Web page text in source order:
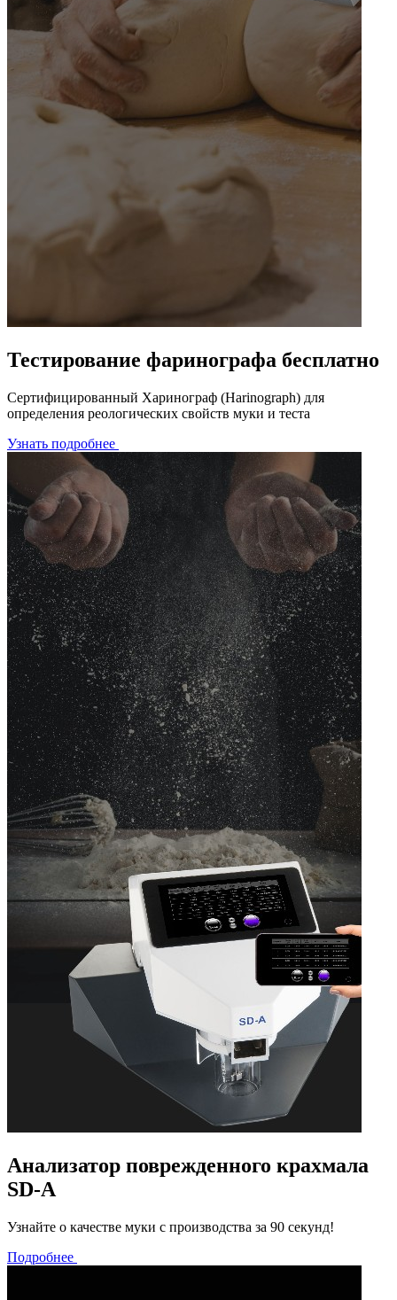
Тестирование фаринографа бесплатно
Сертифицированный Харинограф (Harinograph) для
определения реологических свойств муки и теста
Узнать подробнее
Анализатор поврежденного крахмала
SD-A
Узнайте о качестве муки с производства за 90 секунд!
Подробнее